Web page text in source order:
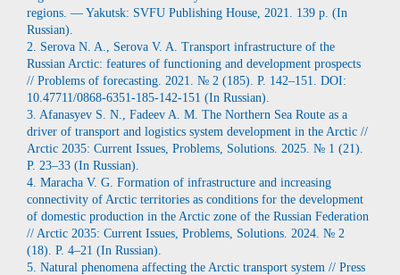
regions. — Yakutsk: SVFU Publishing House, 2021. 139 p. (In
Russian).
2. Serova N. A., Serova V. A. Transport infrastructure of the
Russian Arctic: features of functioning and development prospects
// Problems of forecasting. 2021. № 2 (185). P. 142–151. DOI:
10.47711/0868-6351-185-142-151 (In Russian).
3. Afanasyev S. N., Fadeev A. M. The Northern Sea Route as a
driver of transport and logistics system development in the Arctic //
Arctic 2035: Current Issues, Problems, Solutions. 2025. № 1 (21).
P. 23–33 (In Russian).
4. Maracha V. G. Formation of infrastructure and increasing
connectivity of Arctic territories as conditions for the development
of domestic production in the Arctic zone of the Russian Federation
// Arctic 2035: Current Issues, Problems, Solutions. 2024. № 2
(18). P. 4–21 (In Russian).
5. Natural phenomena affecting the Arctic transport system // Press